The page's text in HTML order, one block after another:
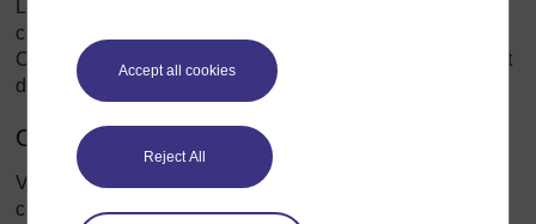
Accept all cookies
Reject All
comme moyen de transmettre leur histoire et leurs valeurs.
C’est tout à fait le cas en Afrique, qui possède énormément
de récits traditionnels locaux et nationaux.
Où trouver les récits et comment les choisir ?
Vous trouverez des récits dans des livres, dans la
communauté locale et en vous-même, ainsi qu’auprès de